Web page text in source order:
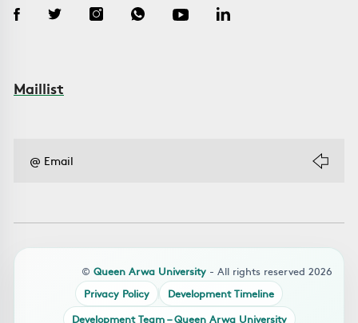
Maillist
© Queen Arwa University - All rights reserved 2026
Privacy Policy
Development Timeline
Development Team – Queen Arwa University